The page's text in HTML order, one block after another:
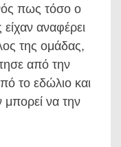
πως τόσο ο
αναφέρει
της ομάδας,
από την
το εδώλιο και
μπορεί να την